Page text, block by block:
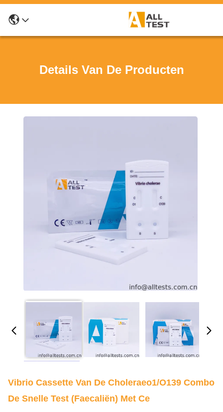
Details Van De Producten
Vibrio Cassette Van De Choleraeo1/o139 Combo
De Snelle Test (Faecaliën) Met Ce